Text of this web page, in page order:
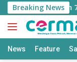
Langsung
ke
konten
Breaking News
Jatah
News Feature